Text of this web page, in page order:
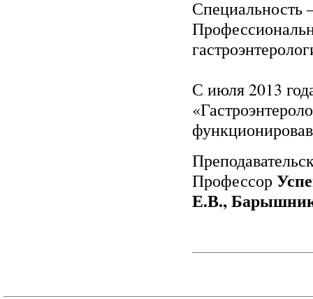
Специальность
С июля 2013
Профессор
Е.В.,